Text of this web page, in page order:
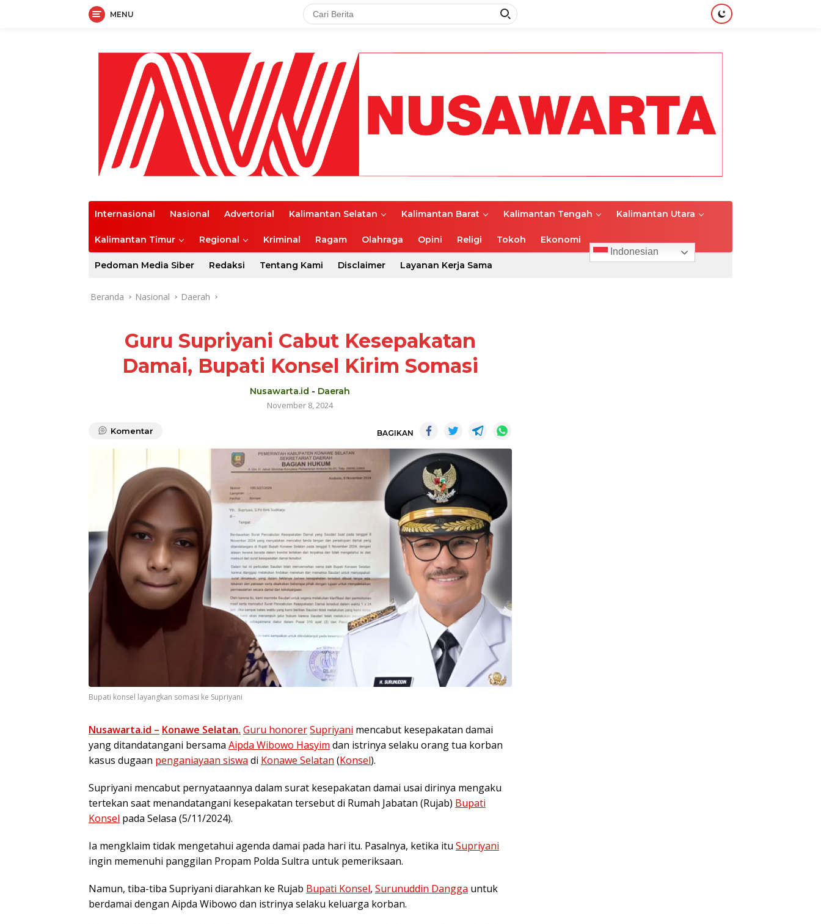
MENU
Internasional Nasional Advertorial Kalimantan Selatan Kalimantan Barat Kalimantan Tengah Kalimantan Utara
Kalimantan Timur Regional Kriminal Ragam Olahraga Opini Religi Tokoh Ekonomi
Indonesian
Pedoman Media Siber Redaksi Tentang Kami Disclaimer Layanan Kerja Sama
Beranda Nasional Daerah
Guru Supriyani Cabut Kesepakatan
Damai, Bupati Konsel Kirim Somasi
Nusawarta.id - Daerah
November 8, 2024
Komentar BAGIKAN
Bupati konsel layangkan somasi ke Supriyani
Nusawarta.id – Konawe Selatan. Guru honorerSupriyani mencabut kesepakatan damai
yang ditandatangani bersama Aipda Wibowo Hasyim dan istrinya selaku orang tua korban
kasus dugaan penganiayaan siswa di Konawe Selatan (Konsel).
Supriyani mencabut pernyataannya dalam surat kesepakatan damai usai dirinya mengaku
tertekan saat menandatangani kesepakatan tersebut di Rumah Jabatan (Rujab) Bupati
Konsel pada Selasa (5/11/2024).
Ia mengklaim tidak mengetahui agenda damai pada hari itu. Pasalnya, ketika itu Supriyani
ingin memenuhi panggilan Propam Polda Sultra untuk pemeriksaan.
Namun, tiba-tiba Supriyani diarahkan ke Rujab Bupati Konsel, Surunuddin Dangga untuk
berdamai dengan Aipda Wibowo dan istrinya selaku keluarga korban.